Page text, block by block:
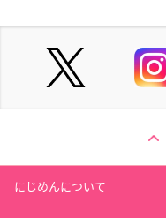
にじめんについて